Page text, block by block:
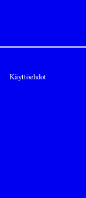
Käyttöehdot